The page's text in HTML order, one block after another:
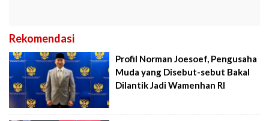
Rekomendasi
Profil Norman Joesoef, Pengusaha
Muda yang Disebut-sebut Bakal
Dilantik Jadi Wamenhan RI